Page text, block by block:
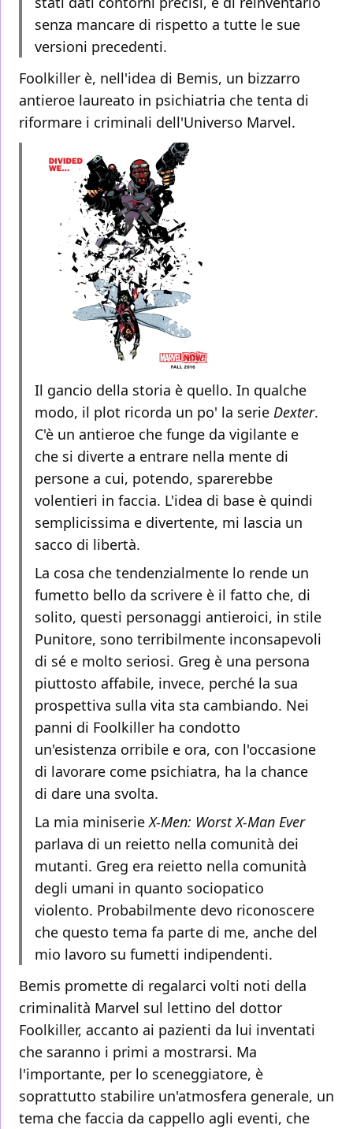
senza mancare di rispetto a tutte le sue
versioni precedenti.
Foolkiller è, nell'idea di Bemis, un bizzarro
antieroe laureato in psichiatria che tenta di
riformare i criminali dell'Universo Marvel.
Il gancio della storia è quello. In qualche
modo, il plot ricorda un po' la serie Dexter.
C'è un antieroe che funge da vigilante e
che si diverte a entrare nella mente di
persone a cui, potendo, sparerebbe
volentieri in faccia. L'idea di base è quindi
semplicissima e divertente, mi lascia un
sacco di libertà.
La cosa che tendenzialmente lo rende un
fumetto bello da scrivere è il fatto che, di
solito, questi personaggi antieroici, in stile
Punitore, sono terribilmente inconsapevoli
di sé e molto seriosi. Greg è una persona
piuttosto affabile, invece, perché la sua
prospettiva sulla vita sta cambiando. Nei
panni di Foolkiller ha condotto
un'esistenza orribile e ora, con l'occasione
di lavorare come psichiatra, ha la chance
di dare una svolta.
La mia miniserieX-Men: Worst X-Man Ever
parlava di un reietto nella comunità dei
mutanti. Greg era reietto nella comunità
degli umani in quanto sociopatico
violento. Probabilmente devo riconoscere
che questo tema fa parte di me, anche del
mio lavoro su fumetti indipendenti.
Bemis promette di regalarci volti noti della
criminalità Marvel sul lettino del dottor
Foolkiller, accanto ai pazienti da lui inventati
che saranno i primi a mostrarsi. Ma
l'importante, per lo sceneggiatore, è
soprattutto stabilire un'atmosfera generale, un
tema che faccia da cappello agli eventi, che